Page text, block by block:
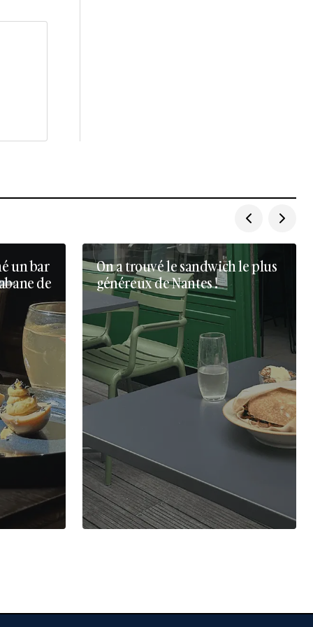
un bar
de
On a trouvé le sandwich le plus
généreux de Nantes !